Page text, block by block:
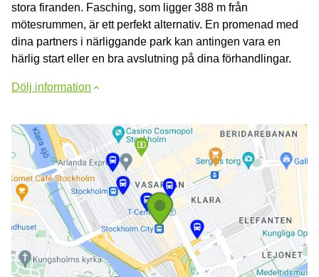
stora firanden. Fasching, som ligger 388 m från
mötesrummen, är ett perfekt alternativ. En promenad med
dina partners i närliggande park kan antingen vara en
härlig start eller en bra avslutning på dina förhandlingar.
Dölj information